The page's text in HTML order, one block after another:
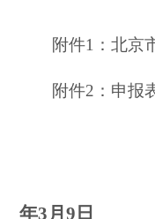
附件1： 北京
附件2：申报
年3月9日